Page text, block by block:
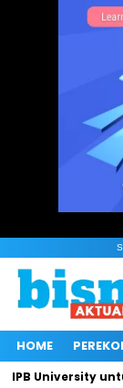
HOME
University